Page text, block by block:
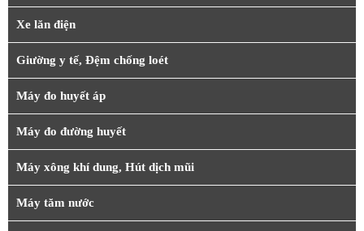
Xe lăn điện
Giường y tế, Đệm chống loét
Máy đo huyết áp
Máy đo đường huyết
Máy xông khí dung, Hút dịch mũi
Máy tăm nước